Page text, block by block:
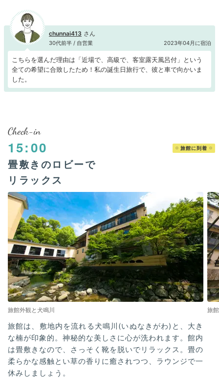
chunnai413
30代前半 / 自営業 2023年04月に宿泊
こちらを選んだ理由は「近場で、高級で、客室露天風呂付」という
全ての希望に合致したため！私の誕生日旅行で、彼と車で向かいま
した。
Check-in
15:00 旅館に到着
畳敷きのロビーで
リラックス
旅館外観と犬鳴川 旅
旅館は、敷地内を流れる犬鳴川(いぬなきがわ)と、大き
な楠が印象的。神秘的な美しさに心が洗われます。館内
は畳敷きなので、さっそく靴を脱いでリラックス。畳の
柔らかな感触とい草の香りに癒されつつ、ラウンジで一
休みしましょう。